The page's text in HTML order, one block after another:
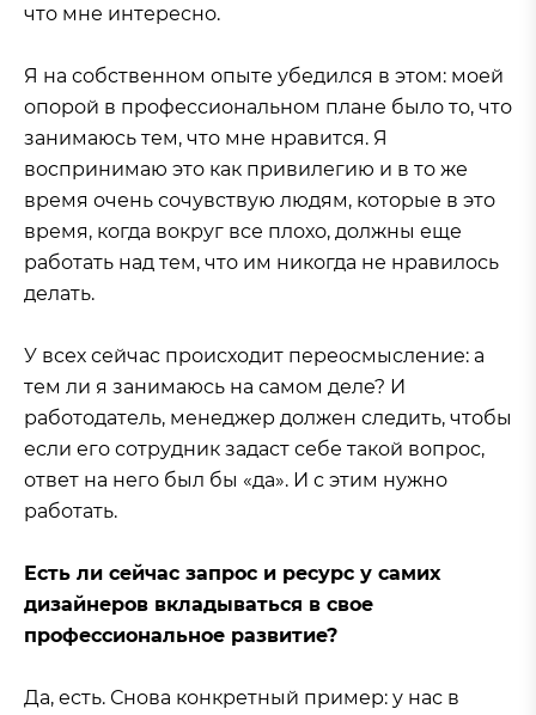
что мне интересно.
Я на собственном опыте убедился в этом: моей
опорой в профессиональном плане было то, что
занимаюсь тем, что мне нравится. Я
воспринимаю это как привилегию и в то же
время очень сочувствую людям, которые в это
время, когда вокруг все плохо, должны еще
работать над тем, что им никогда не нравилось
делать.
У всех сейчас происходит переосмысление: а
тем ли я занимаюсь на самом деле? И
работодатель, менеджер должен следить, чтобы
если его сотрудник задаст себе такой вопрос,
ответ на него был бы «да». И с этим нужно
работать.
Есть ли сейчас запрос и ресурс у самих
дизайнеров вкладываться в свое
профессиональное развитие?
Да, есть. Снова конкретный пример: у нас в